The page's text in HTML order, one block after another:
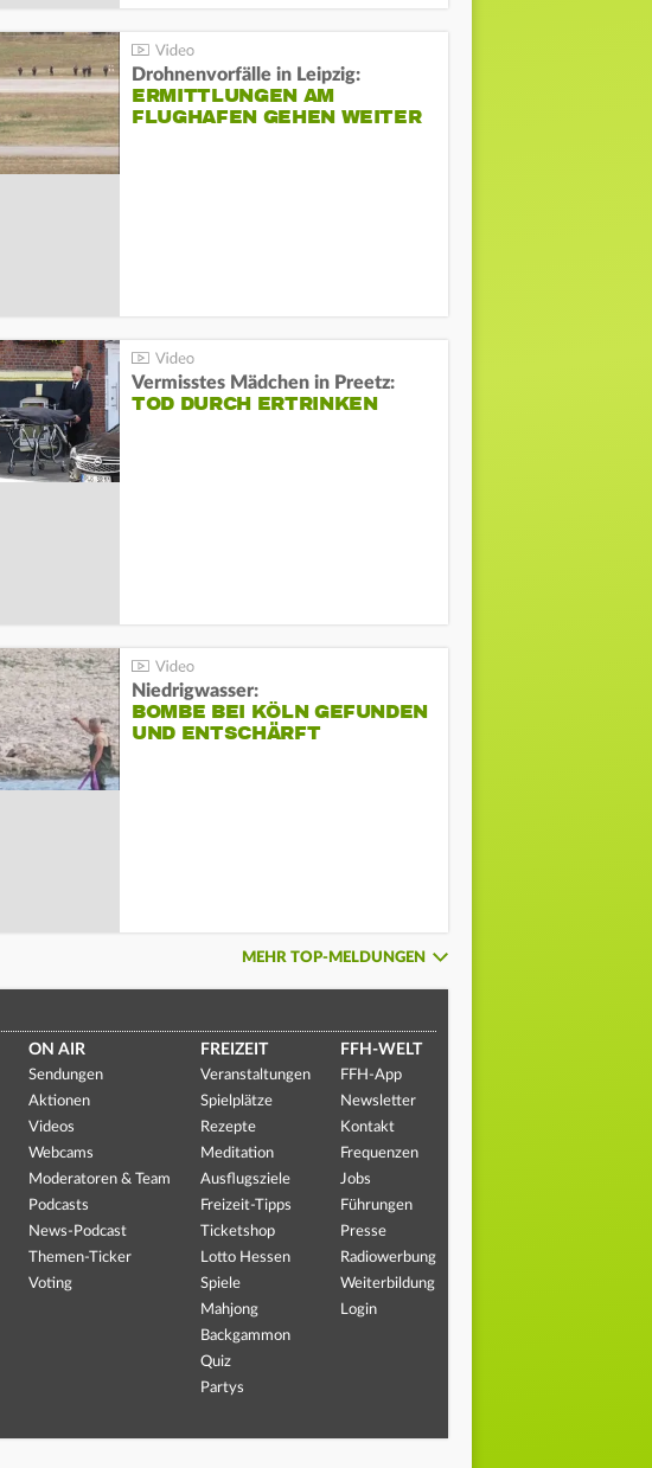
Drohnenvorfälle in Leipzig:
ERMITTLUNGEN AM
FLUGHAFEN GEHEN WEITER
Vermisstes Mädchen in Preetz:
TOD DURCH ERTRINKEN
Niedrigwasser:
BOMBE BEI KÖLN GEFUNDEN
UND ENTSCHÄRFT
MEHR TOP-MELDUNGEN
ON AIR
Sendungen
Aktionen
Videos
Webcams
Moderatoren & Team
Podcasts
News-Podcast
Themen-Ticker
Voting
FREIZEIT
Veranstaltungen
Spielplätze
Rezepte
Meditation
Ausflugsziele
Freizeit-Tipps
Ticketshop
Lotto Hessen
Spiele
Mahjong
Backgammon
Quiz
Partys
FFH-WELT
FFH-App
Newsletter
Kontakt
Frequenzen
Jobs
Führungen
Presse
Radiowerbung
Weiterbildung
Login